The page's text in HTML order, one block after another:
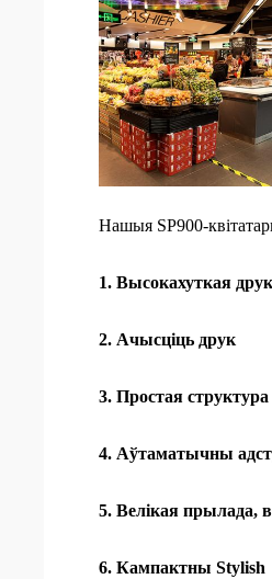
Нашыя SP900-
1. Высокахуткая
2. Ачысціць друк
3. Простая структура
4. Аўтаматычны
5. Велікая прылада,
6. Кампактны Stylish